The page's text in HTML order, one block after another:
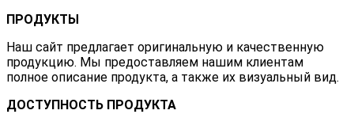
ПРОДУКТЫ
Наш сайт предлагает оригинальную и качественную
продукцию. Мы предоставляем нашим клиентам
полное описание продукта, а также их визуальный вид.
ДОСТУПНОСТЬ ПРОДУКТА